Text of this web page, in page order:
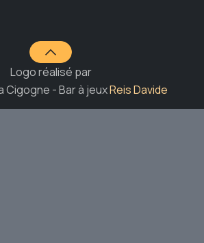
Logo réalisé par
Cigogne - Bar à jeuxReis Davide